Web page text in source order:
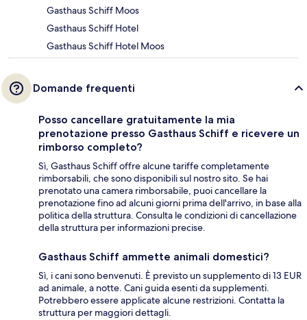
Gasthaus Schiff Moos
Gasthaus Schiff Hotel
Gasthaus Schiff Hotel Moos
Domande frequenti
Posso cancellare gratuitamente la mia
prenotazione presso Gasthaus Schiff e ricevere un
rimborso completo?
Sì, Gasthaus Schiff offre alcune tariffe completamente
rimborsabili, che sono disponibili sul nostro sito. Se hai
prenotato una camera rimborsabile, puoi cancellare la
prenotazione fino ad alcuni giorni prima dell'arrivo, in base alla
politica della struttura. Consulta le condizioni di cancellazione
della struttura per informazioni precise.
Gasthaus Schiff ammette animali domestici?
Sì, i cani sono benvenuti. È previsto un supplemento di 13 EUR
ad animale, a notte. Cani guida esenti da supplementi.
Potrebbero essere applicate alcune restrizioni. Contatta la
struttura per maggiori dettagli.